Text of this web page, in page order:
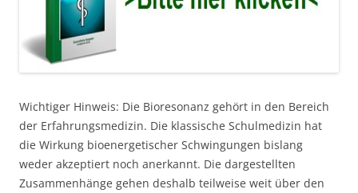
Wichtiger Hinweis: Die Bioresonanz gehört in den Bereich
der Erfahrungsmedizin. Die klassische Schulmedizin hat
die Wirkung bioenergetischer Schwingungen bislang
weder akzeptiert noch anerkannt. Die dargestellten
Zusammenhänge gehen deshalb teilweise weit über den